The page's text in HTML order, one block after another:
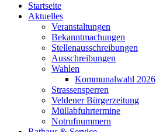
Startseite
Aktuelles
Veranstaltungen
Bekanntmachungen
Stellenausschreibungen
Ausschreibungen
Wahlen
Kommunalwahl 2026
Strassensperren
Veldener Bürgerzeitung
Müllabfuhrtermine
Notrufnummern